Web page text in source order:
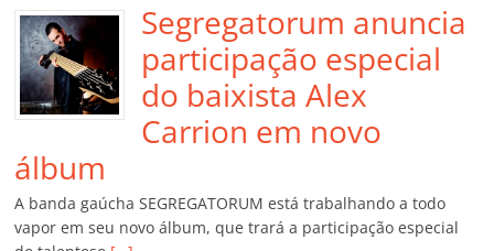
Segregatorum anuncia
participação especial
do baixista Alex
Carrion em novo
álbum
A banda gaúcha SEGREGATORUM está trabalhando a todo
vapor em seu novo álbum, que trará a participação especial